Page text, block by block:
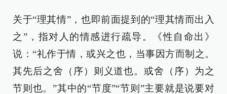
关于“理其情”，也即前面提到的“理其情而出入
之”，指对人的情感进行疏导。《性自命出》
说：“礼作于情，或兴之也，当事因方而制之。
其先后之舍（序）则义道也。或舍（序）为之
节则也。”其中的“节度”“节则”主要就是说要对